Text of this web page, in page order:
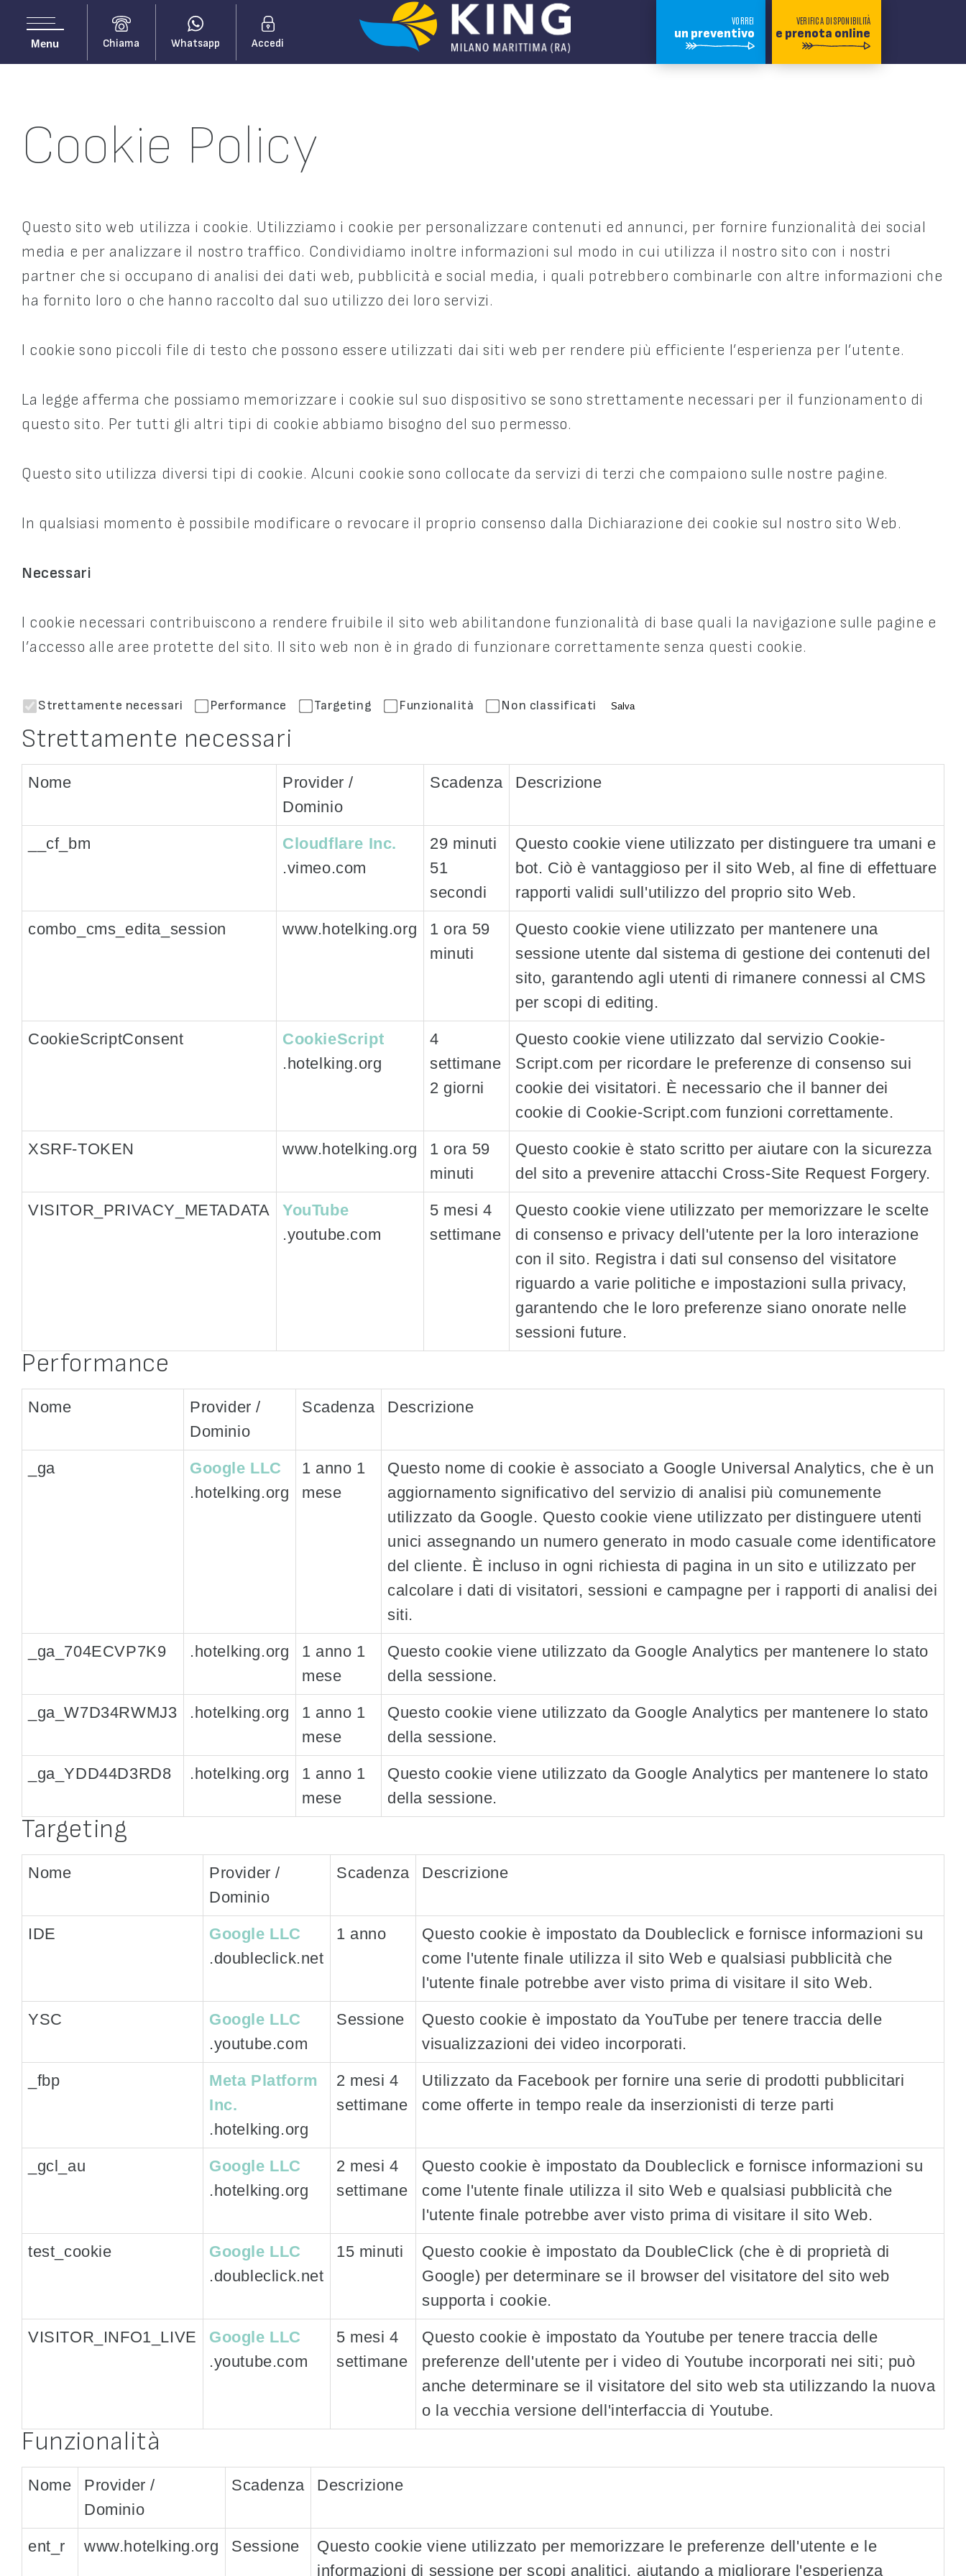
Menu Chiama Whatsapp Accedi
VORREI
un preventivo
VERIFICA DISPONIBILITÀ
e prenota online
Cookie Policy
Questo sito web utilizza i cookie. Utilizziamo i cookie per personalizzare contenuti ed annunci, per fornire funzionalità dei social
media e per analizzare il nostro traffico. Condividiamo inoltre informazioni sul modo in cui utilizza il nostro sito con i nostri
partner che si occupano di analisi dei dati web, pubblicità e social media, i quali potrebbero combinarle con altre informazioni che
ha fornito loro o che hanno raccolto dal suo utilizzo dei loro servizi.
I cookie sono piccoli file di testo che possono essere utilizzati dai siti web per rendere più efficiente l’esperienza per l’utente.
La legge afferma che possiamo memorizzare i cookie sul suo dispositivo se sono strettamente necessari per il funzionamento di
questo sito. Per tutti gli altri tipi di cookie abbiamo bisogno del suo permesso.
Questo sito utilizza diversi tipi di cookie. Alcuni cookie sono collocate da servizi di terzi che compaiono sulle nostre pagine.
In qualsiasi momento è possibile modificare o revocare il proprio consenso dalla Dichiarazione dei cookie sul nostro sito Web.
Necessari
I cookie necessari contribuiscono a rendere fruibile il sito web abilitandone funzionalità di base quali la navigazione sulle pagine e
l’accesso alle aree protette del sito. Il sito web non è in grado di funzionare correttamente senza questi cookie.
Strettamente necessari Performance Targeting Funzionalità Non classificati Salva
Strettamente necessari
Nome
Provider /
Dominio
Scadenza Descrizione
__cf_bm
Cloudflare Inc.
.vimeo.com
29 minuti
51
secondi
Questo cookie viene utilizzato per distinguere tra umani e
bot. Ciò è vantaggioso per il sito Web, al fine di effettuare
rapporti validi sull'utilizzo del proprio sito Web.
combo_cms_edita_session www.hotelking.org
1 ora 59
minuti
Questo cookie viene utilizzato per mantenere una
sessione utente dal sistema di gestione dei contenuti del
sito, garantendo agli utenti di rimanere connessi al CMS
per scopi di editing.
CookieScriptConsent
CookieScript
.hotelking.org
4
settimane
2 giorni
Questo cookie viene utilizzato dal servizio Cookie-
Script.com per ricordare le preferenze di consenso sui
cookie dei visitatori. È necessario che il banner dei
cookie di Cookie-Script.com funzioni correttamente.
XSRF-TOKEN www.hotelking.org
1 ora 59
minuti
Questo cookie è stato scritto per aiutare con la sicurezza
del sito a prevenire attacchi Cross-Site Request Forgery.
VISITOR_PRIVACY_METADATA
YouTube
.youtube.com
5 mesi 4
settimane
Questo cookie viene utilizzato per memorizzare le scelte
di consenso e privacy dell'utente per la loro interazione
con il sito. Registra i dati sul consenso del visitatore
riguardo a varie politiche e impostazioni sulla privacy,
garantendo che le loro preferenze siano onorate nelle
sessioni future.
Performance
Nome
Provider /
Dominio
Scadenza Descrizione
_ga
Google LLC
.hotelking.org
1 anno 1
mese
Questo nome di cookie è associato a Google Universal Analytics, che è un
aggiornamento significativo del servizio di analisi più comunemente
utilizzato da Google. Questo cookie viene utilizzato per distinguere utenti
unici assegnando un numero generato in modo casuale come identificatore
del cliente. È incluso in ogni richiesta di pagina in un sito e utilizzato per
calcolare i dati di visitatori, sessioni e campagne per i rapporti di analisi dei
siti.
_ga_704ECVP7K9 .hotelking.org
1 anno 1
mese
Questo cookie viene utilizzato da Google Analytics per mantenere lo stato
della sessione.
_ga_W7D34RWMJ3 .hotelking.org
1 anno 1
mese
Questo cookie viene utilizzato da Google Analytics per mantenere lo stato
della sessione.
_ga_YDD44D3RD8 .hotelking.org
1 anno 1
mese
Questo cookie viene utilizzato da Google Analytics per mantenere lo stato
della sessione.
Targeting
Nome
Provider /
Dominio
Scadenza Descrizione
IDE
Google LLC
.doubleclick.net
1 anno
Questo cookie è impostato da Doubleclick e fornisce informazioni su
come l'utente finale utilizza il sito Web e qualsiasi pubblicità che
l'utente finale potrebbe aver visto prima di visitare il sito Web.
YSC
Google LLC
.youtube.com
Sessione
Questo cookie è impostato da YouTube per tenere traccia delle
visualizzazioni dei video incorporati.
_fbp
Meta Platform
Inc.
.hotelking.org
2 mesi 4
settimane
Utilizzato da Facebook per fornire una serie di prodotti pubblicitari
come offerte in tempo reale da inserzionisti di terze parti
_gcl_au
Google LLC
.hotelking.org
2 mesi 4
settimane
Questo cookie è impostato da Doubleclick e fornisce informazioni su
come l'utente finale utilizza il sito Web e qualsiasi pubblicità che
l'utente finale potrebbe aver visto prima di visitare il sito Web.
test_cookie
Google LLC
.doubleclick.net
15 minuti
Questo cookie è impostato da DoubleClick (che è di proprietà di
Google) per determinare se il browser del visitatore del sito web
supporta i cookie.
VISITOR_INFO1_LIVE
Google LLC
.youtube.com
5 mesi 4
settimane
Questo cookie è impostato da Youtube per tenere traccia delle
preferenze dell'utente per i video di Youtube incorporati nei siti; può
anche determinare se il visitatore del sito web sta utilizzando la nuova
o la vecchia versione dell'interfaccia di Youtube.
Funzionalità
Nome
Provider /
Dominio
Scadenza Descrizione
ent_r www.hotelking.org Sessione
Questo cookie viene utilizzato per memorizzare le preferenze dell'utente e le
informazioni di sessione per scopi analitici, aiutando a migliorare l'esperienza